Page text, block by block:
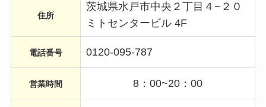
住所
茨城県水戸市中央２丁目４−２０
ミトセンタービル 4F
電話番号 0120-095-787
営業時間 8：00~20：00